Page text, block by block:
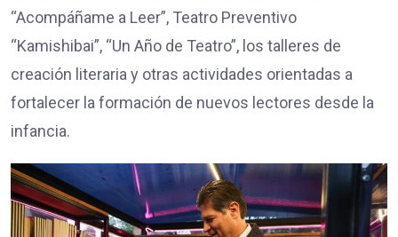
“Acompáñame a Leer”, Teatro Preventivo
“Kamishibai”, “Un Año de Teatro”, los talleres de
creación literaria y otras actividades orientadas a
fortalecer la formación de nuevos lectores desde la
infancia.